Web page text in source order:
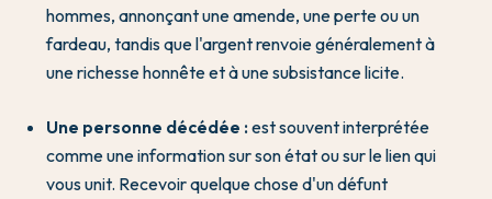
hommes, annonçant une amende, une perte ou un
fardeau, tandis que l'argent renvoie généralement à
une richesse honnête et à une subsistance licite.
Une personne décédée :est souvent interprétée
comme une information sur son état ou sur le lien qui
vous unit. Recevoir quelque chose d'un défunt